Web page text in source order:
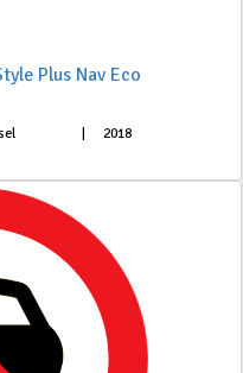
Plus Nav Eco
2018